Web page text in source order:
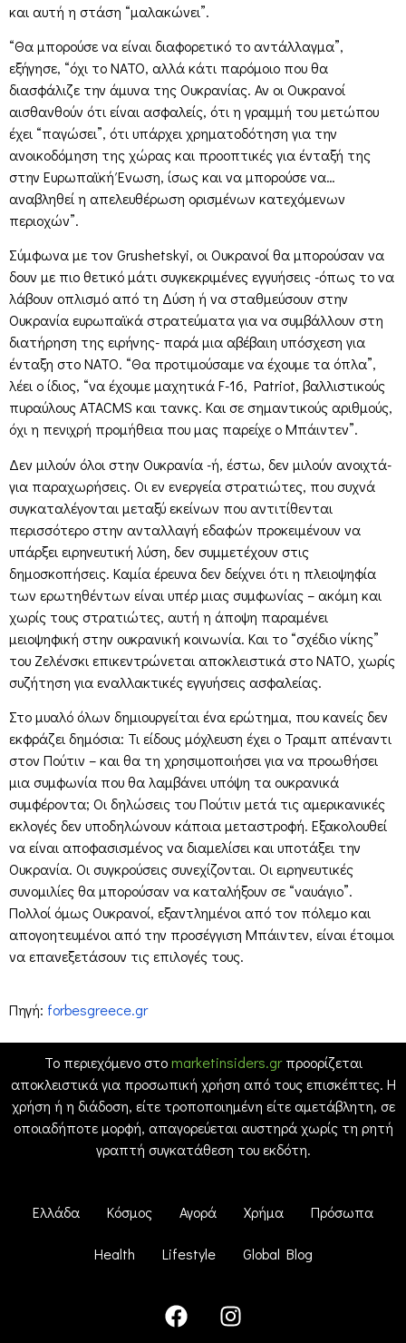
και αυτή η στάση “μαλακώνει”.
“Θα μπορούσε να είναι διαφορετικό το αντάλλαγμα”,
εξήγησε, “όχι το ΝΑΤΟ, αλλά κάτι παρόμοιο που θα
διασφάλιζε την άμυνα της Ουκρανίας. Αν οι Ουκρανοί
αισθανθούν ότι είναι ασφαλείς, ότι η γραμμή του μετώπου
έχει “παγώσει”, ότι υπάρχει χρηματοδότηση για την
ανοικοδόμηση της χώρας και προοπτικές για ένταξή της
στην Ευρωπαϊκή Ένωση, ίσως και να μπορούσε να…
αναβληθεί η απελευθέρωση ορισμένων κατεχόμενων
περιοχών”.
Σύμφωνα με τον Grushetskyi, οι Ουκρανοί θα μπορούσαν να
δουν με πιο θετικό μάτι συγκεκριμένες εγγυήσεις -όπως το να
λάβουν οπλισμό από τη Δύση ή να σταθμεύσουν στην
Ουκρανία ευρωπαϊκά στρατεύματα για να συμβάλλουν στη
διατήρηση της ειρήνης- παρά μια αβέβαιη υπόσχεση για
ένταξη στο ΝΑΤΟ. “Θα προτιμούσαμε να έχουμε τα όπλα”,
λέει ο ίδιος, “να έχουμε μαχητικά F-16, Patriot, βαλλιστικούς
πυραύλους ATACMS και τανκς. Και σε σημαντικούς αριθμούς,
όχι η πενιχρή προμήθεια που μας παρείχε ο Μπάιντεν”.
Δεν μιλούν όλοι στην Ουκρανία -ή, έστω, δεν μιλούν ανοιχτά-
για παραχωρήσεις. Οι εν ενεργεία στρατιώτες, που συχνά
συγκαταλέγονται μεταξύ εκείνων που αντιτίθενται
περισσότερο στην ανταλλαγή εδαφών προκειμένουν να
υπάρξει ειρηνευτική λύση, δεν συμμετέχουν στις
δημοσκοπήσεις. Καμία έρευνα δεν δείχνει ότι η πλειοψηφία
των ερωτηθέντων είναι υπέρ μιας συμφωνίας – ακόμη και
χωρίς τους στρατιώτες, αυτή η άποψη παραμένει
μειοψηφική στην ουκρανική κοινωνία. Και το “σχέδιο νίκης”
του Ζελένσκι επικεντρώνεται αποκλειστικά στο ΝΑΤΟ, χωρίς
συζήτηση για εναλλακτικές εγγυήσεις ασφαλείας.
Στο μυαλό όλων δημιουργείται ένα ερώτημα, που κανείς δεν
εκφράζει δημόσια: Τι είδους μόχλευση έχει ο Τραμπ απέναντι
στον Πούτιν – και θα τη χρησιμοποιήσει για να προωθήσει
μια συμφωνία που θα λαμβάνει υπόψη τα ουκρανικά
συμφέροντα; Οι δηλώσεις του Πούτιν μετά τις αμερικανικές
εκλογές δεν υποδηλώνουν κάποια μεταστροφή. Εξακολουθεί
να είναι αποφασισμένος να διαμελίσει και υποτάξει την
Ουκρανία. Οι συγκρούσεις συνεχίζονται. Οι ειρηνευτικές
συνομιλίες θα μπορούσαν να καταλήξουν σε “ναυάγιο”.
Πολλοί όμως Ουκρανοί, εξαντλημένοι από τον πόλεμο και
απογοητευμένοι από την προσέγγιση Μπάιντεν, είναι έτοιμοι
να επανεξετάσουν τις επιλογές τους.
Πηγή: forbesgreece.gr
Το περιεχόμενο στοmarketinsiders.grπροορίζεται
αποκλειστικά για προσωπική χρήση από τους επισκέπτες. Η
χρήση ή η διάδοση, είτε τροποποιημένη είτε αμετάβλητη, σε
οποιαδήποτε μορφή, απαγορεύεται αυστηρά χωρίς τη ρητή
γραπτή συγκατάθεση του εκδότη.
Ελλάδα Κόσμος Αγορά Χρήμα Πρόσωπα
Health Lifestyle Global Blog